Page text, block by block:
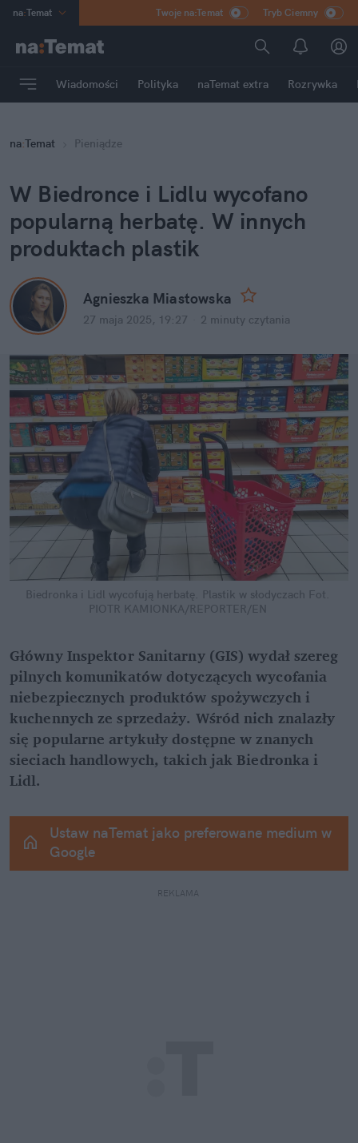
na:Temat
Poland
mama
Rozrywka
Twoje na:Temat Tryb Ciemny
Wiadomości Polityka naTemat extra Rozrywka
na:Temat Pieniądze
W Biedronce i Lidlu wycofano
popularną herbatę. W innych
produktach plastik
Agnieszka Miastowska
27 maja 2025, 19:27 2 minuty czytania
Biedronka i Lidl wycofują herbatę. Plastik w słodyczach Fot.
PIOTR KAMIONKA/REPORTER/EN
Główny Inspektor Sanitarny (GIS) wydał szereg
pilnych komunikatów dotyczących wycofania
niebezpiecznych produktów spożywczych i
kuchennych ze sprzedaży. Wśród nich znalazły
się popularne artykuły dostępne w znanych
sieciach handlowych, takich jak Biedronka i
Lidl.
Ustaw naTemat jako preferowane medium w
Google
REKLAMA